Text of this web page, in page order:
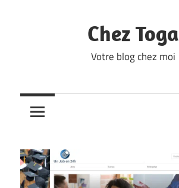
Chez Toga
Votre blog chez moi